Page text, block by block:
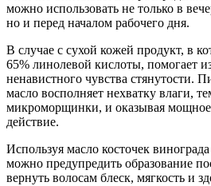
можно использовать не только в
но и перед началом рабочего дня.
В случае с сухой кожей продукт, в
65% линолевой кислоты, помогает
ненавистного чувства стянутости.
масло восполняет нехватку влаги,
микроморщинки, и оказывая
действие.
Используя масло косточек
можно предупредить образование
вернуть волосам блеск, мягкость и